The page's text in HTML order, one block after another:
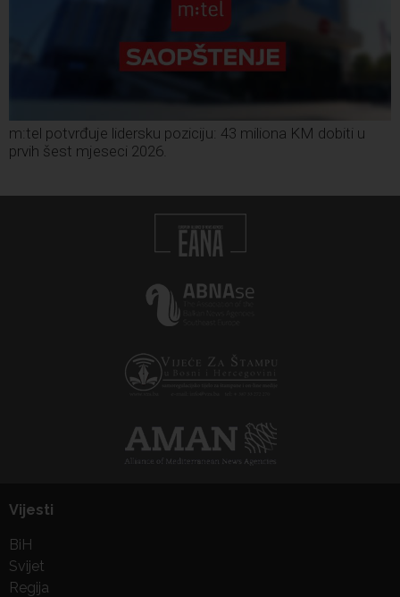
m:tel potvrđuje lidersku poziciju: 43 miliona KM dobiti u
prvih šest mjeseci 2026.
Vijesti
BiH
Svijet
Regija